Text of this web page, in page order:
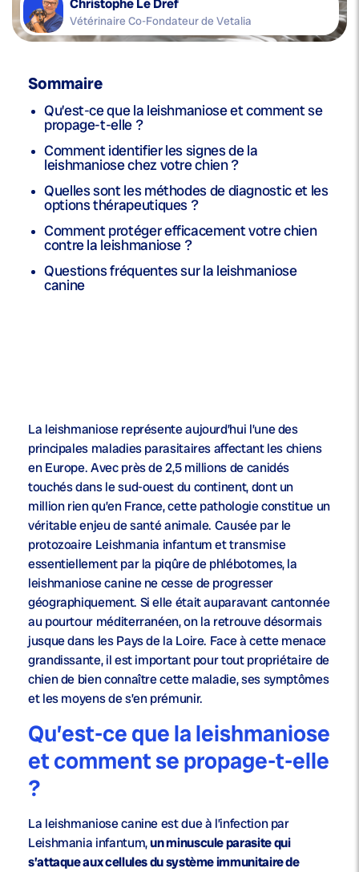
Vétérinaire Co-Fondateur de Vetalia
Sommaire
Qu’est-ce que la leishmaniose et comment se
propage-t-elle ?
Comment identifier les signes de la
leishmaniose chez votre chien ?
Quelles sont les méthodes de diagnostic et les
options thérapeutiques ?
Comment protéger efficacement votre chien
contre la leishmaniose ?
Questions fréquentes sur la leishmaniose
canine
La leishmaniose représente aujourd’hui l’une des
principales maladies parasitaires affectant les chiens
en Europe. Avec près de 2,5 millions de canidés
touchés dans le sud-ouest du continent, dont un
million rien qu’en France, cette pathologie constitue un
véritable enjeu de santé animale. Causée par le
protozoaire Leishmania infantum et transmise
essentiellement par la piqûre de phlébotomes, la
leishmaniose canine ne cesse de progresser
géographiquement. Si elle était auparavant cantonnée
au pourtour méditerranéen, on la retrouve désormais
jusque dans les Pays de la Loire. Face à cette menace
grandissante, il est important pour tout propriétaire de
chien de bien connaître cette maladie, ses symptômes
et les moyens de s’en prémunir.
Qu’est-ce que la leishmaniose
et comment se propage-t-elle
?
La leishmaniose canine est due à l’infection par
Leishmania infantum,un minuscule parasite qui
s’attaque aux cellules du système immunitaire de